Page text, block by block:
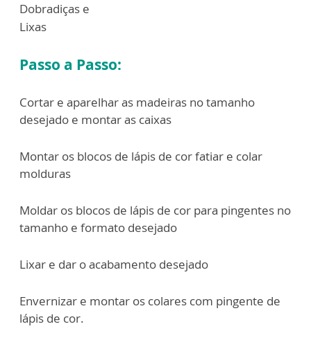
Dobradiças e
Lixas
Passo a Passo:
Cortar e aparelhar as madeiras no tamanho
desejado e montar as caixas
Montar os blocos de lápis de cor fatiar e colar
molduras
Moldar os blocos de lápis de cor para pingentes no
tamanho e formato desejado
Lixar e dar o acabamento desejado
Envernizar e montar os colares com pingente de
lápis de cor.